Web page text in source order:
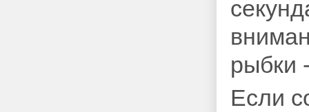
рыбки
Если